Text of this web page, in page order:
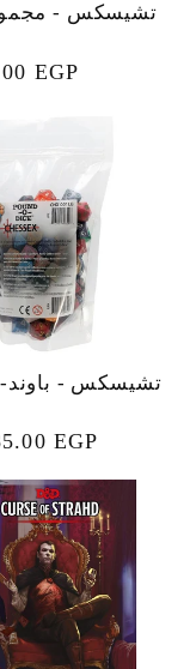
تشيسكس -
EGP
تشيسكس -
EGP